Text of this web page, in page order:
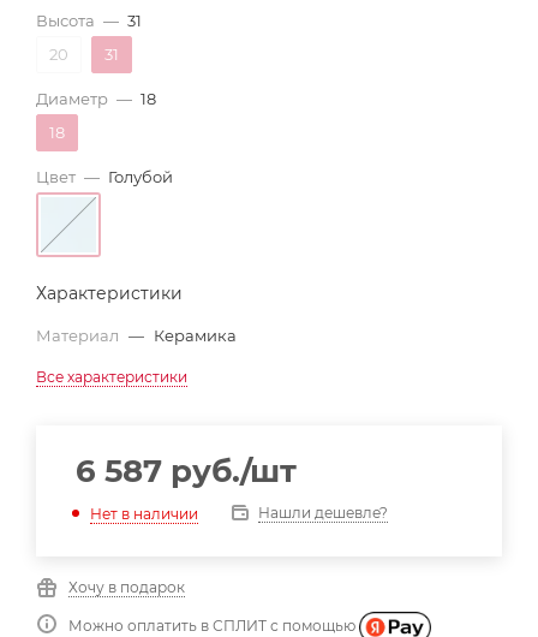
Высота — 31
20
31
Диаметр — 18
18
Цвет — Голубой
Характеристики
Материал — Керамика
Все характеристики
6 587 руб./шт
Нет в наличии Нашли дешевле?
Хочу в подарок
Можно оплатить в СПЛИТ с помощью